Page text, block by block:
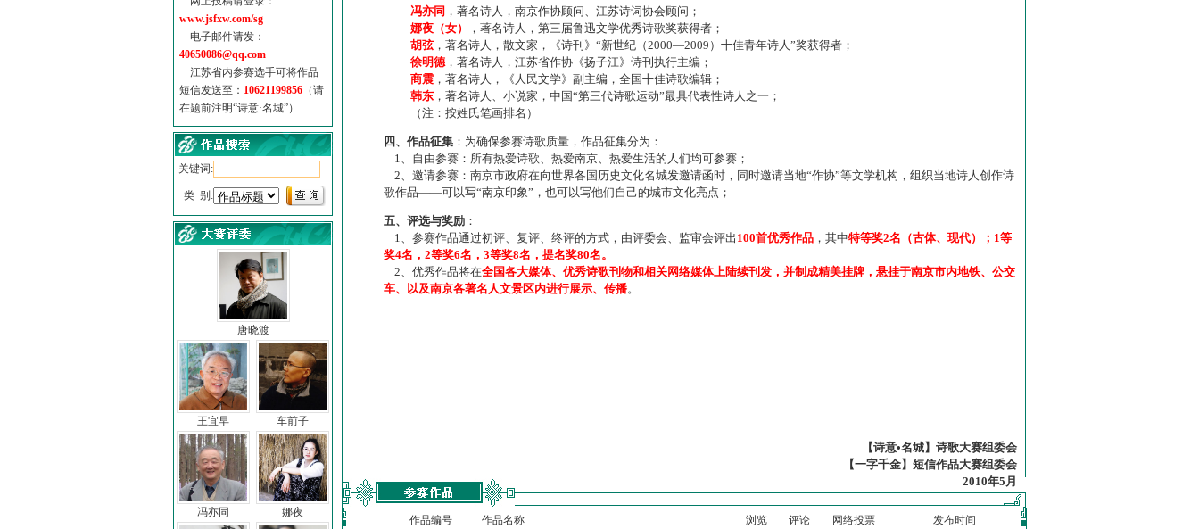
www.jsfxw.com/sg
电子邮件请发：
40650086@qq.com
江苏省内参赛选手可将作品
短信发送至： 10621199856 （请
在题前注明“诗意·名城”）
关键词:
类 别:
唐晓渡
王宜早 车前子
冯亦同 娜夜
冯亦同 ，著名诗人，南京作协顾问、江苏诗词协会顾问；
娜夜（女）
，著名诗人，第三届鲁迅文学优秀诗歌奖获得者；
胡弦，著名诗人，散文家，《诗刊》“新世纪（2000—2009）十佳青年诗人”奖获得者；
徐明德，著名诗人，江苏省作协《扬子江》诗刊执行主编；
商震 ，著名诗人，《人民文学》副主编，全国十佳诗歌编辑；
韩东 ，著名诗人、小说家，中国“第三代诗歌运动”最具代表性诗人之一；
（注：按姓氏笔画排名）
四、作品征集 ：为确保参赛诗歌质量，作品征集分为：
1、自由参赛：所有热爱诗歌、热爱南京、热爱生活的人们均可参赛；
2、邀请参赛：南京市政府在向世界各国历史文化名城发邀请函时，同时邀请当地“作协”等文学机构，组织当地诗人创作诗
歌作品——可以写“南京印象”，也可以写他们自己的城市文化亮点；
五、评选与奖励 ：
1、参赛作品通过初评、复评、终评的方式，由评委会、监审会评出 100首优秀作品 ，其中特等奖2名（古体、现代）；1等
奖4名，2等奖6名，3等奖8名，提名奖80名。
2、优秀作品将在全国各大媒体、优秀诗歌刊物和相关网络媒体上陆续刊发，并制成精美挂牌，悬挂于南京市内地铁、公交
车、以及南京各著名人文景区内进行展示、传播。
【诗意•名城】诗歌大赛组委会
【一字千金】短信作品大赛组委会
2010年5月
作品编号 作品名称 浏览 评论 网络投票 发布时间